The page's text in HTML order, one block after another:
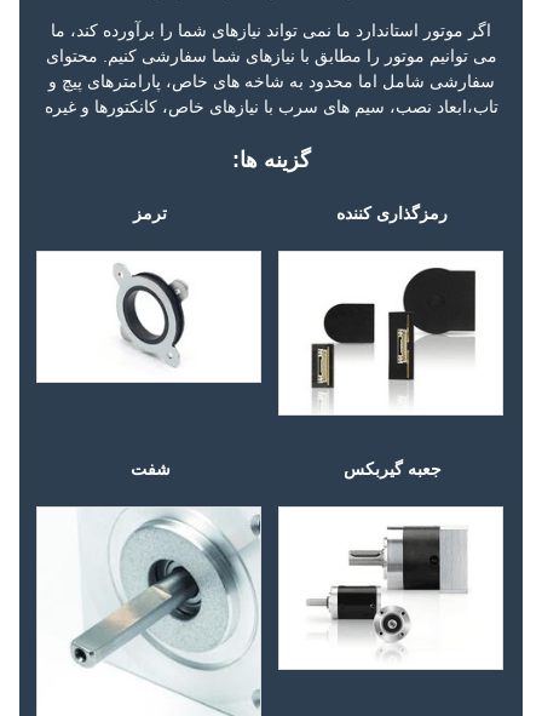
اگر موتور استاندارد ما نمی تواند نیازهای شما را برآورده کند، ما
می توانیم موتور را مطابق با نیازهای شما سفارشی کنیم. محتوای
سفارشی شامل اما محدود به شاخه های خاص، پارامترهای پیچ و
تاب،ابعاد نصب، سیم های سرب با نیازهای خاص، کانکتورها و غیره
گزینه ها:
رمزگذاری کننده ترمز
جعبه گیربکس شفت